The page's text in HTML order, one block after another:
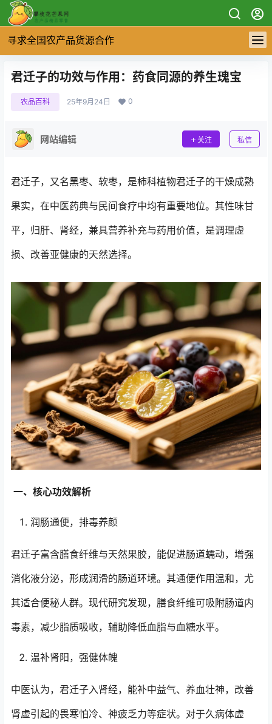
寻求全国农产品货源合作
君迁子的功效与作用：药食同源的养生瑰宝
农品百科 25年9月24日 0
网站编辑 关注 私信
君迁子，又名黑枣、软枣，是柿科植物君迁子的干燥成熟
果实，在中医药典与民间食疗中均有重要地位。其性味甘
平，归肝、肾经，兼具营养补充与药用价值，是调理虚
损、改善亚健康的天然选择。
一、核心功效解析
润肠通便，排毒养颜
君迁子富含膳食纤维与天然果胶，能促进肠道蠕动，增强
消化液分泌，形成润滑的肠道环境。其通便作用温和，尤
其适合便秘人群。现代研究发现，膳食纤维可吸附肠道内
毒素，减少脂质吸收，辅助降低血脂与血糖水平。
温补肾阳，强健体魄
中医认为，君迁子入肾经，能补中益气、养血壮神，改善
肾虚引起的畏寒怕冷、神疲乏力等症状。对于久病体虚